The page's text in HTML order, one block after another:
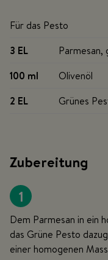
Für das Pesto
3 EL
Parmesan,
100 ml
Olivenöl
2 EL
Grünes
Zubereitung
1
Dem Parmesan in ein
das Grüne Pesto
einer homogenen